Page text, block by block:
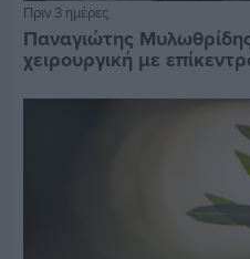
Πριν 3 ημέρες
Παναγιώτης
χειρουργική με